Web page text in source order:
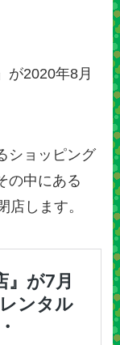
が2020年8月
ショッピング
の中にある
店します。